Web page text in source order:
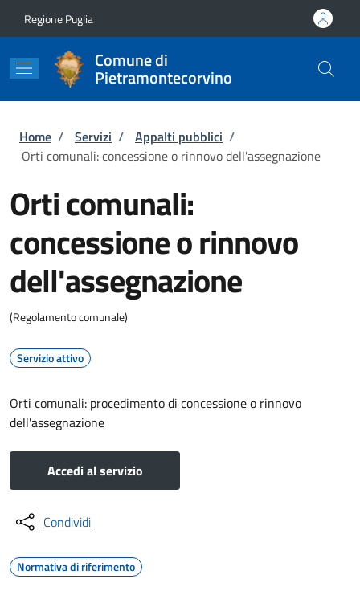
Regione Puglia
Comune di
Pietramontecorvino
Briciole di pane
Home / Servizi / Appalti pubblici /
Orti comunali: concessione o rinnovo dell'assegnazione
Orti comunali:
concessione o rinnovo
dell'assegnazione
(Regolamento comunale)
Servizio attivo
Orti comunali: procedimento di concessione o rinnovo
dell'assegnazione
Accedi al servizio
Condividi
Normativa di riferimento